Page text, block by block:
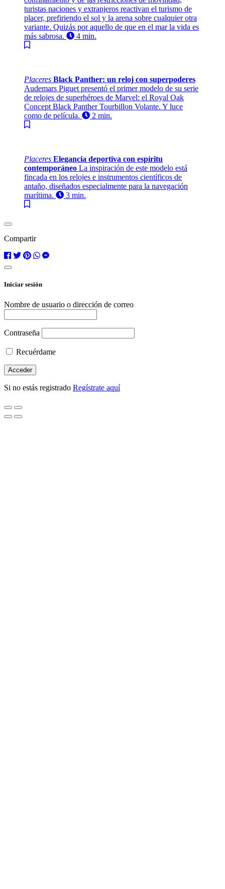
turistas naciones y extranjeros reactivan el turismo de
placer, prefiriendo el sol y la arena sobre cualquier otra
variante. Quizás por aquello de que en el mar la vida es
más sabrosa.
4 min.
Placeres Black Panther: un reloj con superpoderes
Audemars Piguet presentó el primer modelo de su serie
de relojes de superhéroes de Marvel: el Royal Oak
Concept Black Panther Tourbillon Volante. Y luce
como de película.
2 min.
Placeres Elegancia deportiva con espíritu
contemporáneo La inspiración de este modelo está
fincada en los relojes e instrumentos científicos de
antaño, diseñados especialmente para la navegación
marítima.
3 min.
Compartir
Iniciar sesión
Nombre de usuario o dirección de correo
Contraseña
Recuérdame
Si no estás registrado Regístrate aquí